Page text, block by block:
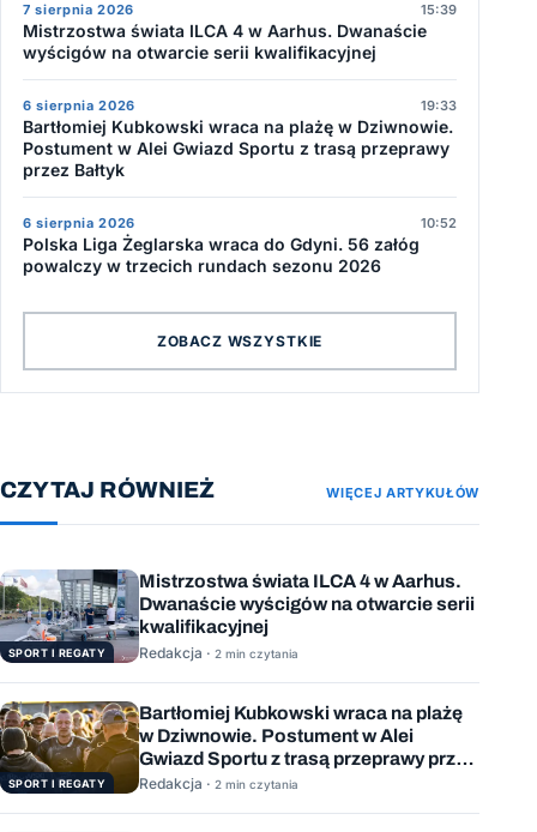
7 sierpnia 2026 15:39
Mistrzostwa świata ILCA 4 w Aarhus. Dwanaście
wyścigów na otwarcie serii kwalifikacyjnej
6 sierpnia 2026 19:33
Bartłomiej Kubkowski wraca na plażę w Dziwnowie.
Postument w Alei Gwiazd Sportu z trasą przeprawy
przez Bałtyk
6 sierpnia 2026 10:52
Polska Liga Żeglarska wraca do Gdyni. 56 załóg
powalczy w trzecich rundach sezonu 2026
ZOBACZ WSZYSTKIE
CZYTAJ RÓWNIEŻ WIĘCEJ ARTYKUŁÓW
SPORT I REGATY
Mistrzostwa świata ILCA 4 w Aarhus.
Dwanaście wyścigów na otwarcie serii
kwalifikacyjnej
Redakcja · 2 min czytania
SPORT I REGATY
Bartłomiej Kubkowski wraca na plażę
w Dziwnowie. Postument w Alei
Gwiazd Sportu z trasą przeprawy przez
Bałtyk
Redakcja · 2 min czytania